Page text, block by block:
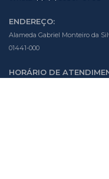
ENDEREÇO:
Alameda Gabriel Monteiro da
01441-000
HORÁRIO DE